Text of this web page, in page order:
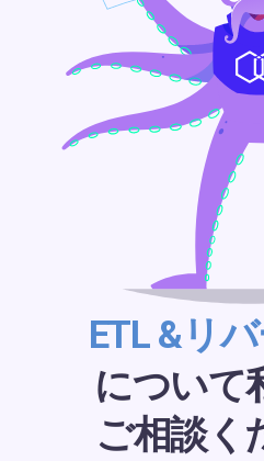
ETL &リ
について
ご相談く